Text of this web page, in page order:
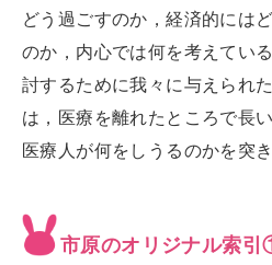
どう過ごすのか，経済的には
のか，内心では何を考えてい
討するために我々に与えられ
は，医療を離れたところで長
医療人が何をしうるのかを突
市原のオリジナル索